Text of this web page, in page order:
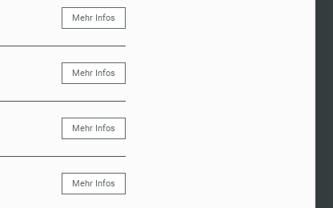
Mehr Infos
Mehr Infos
Mehr Infos
Mehr Infos